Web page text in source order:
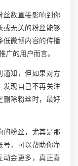
丝数直接影响到你
或无关的粉丝能够
低微博内容的传播
广的用户而言。
通知，但如果对方
发现自己不再关注
删除粉丝时，最好
的粉丝，尤其是那
号，可以帮助你净
动会更多，真正喜